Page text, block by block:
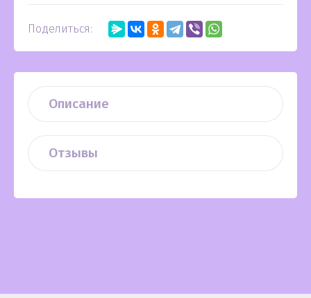
Поделиться:
Описание
Отзывы